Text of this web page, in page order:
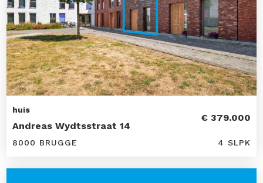
huis
Andreas Wydtsstraat 14
€ 379.000
8000 BRUGGE 4 SLPK